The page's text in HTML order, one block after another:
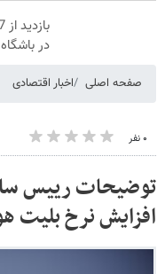
در
صفحه اصلی اخبار اقتصادی
۰ نفر
توضیحات رییس
افزایش نرخ بلیت